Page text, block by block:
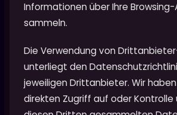
Informationen über Ihre
sammeln.
Die Verwendung von
unterliegt den
jeweiligen Drittanbieter. Wir
direkten Zugriff auf oder Kontrolle